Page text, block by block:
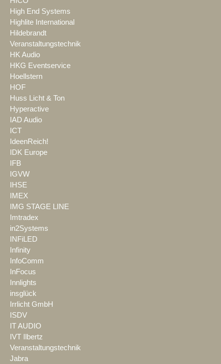
High End Systems
Highlite International
Hildebrandt
Veranstaltungstechnik
HK Audio
HKG Eventservice
Hoellstern
HOF
Huss Licht & Ton
Hyperactive
IAD Audio
ICT
IdeenReich!
IDK Europe
IFB
IGVW
IHSE
IMEX
IMG STAGE LINE
Imtradex
in2Systems
INFiLED
Infinity
InfoComm
InFocus
Innlights
insglück
Irrlicht GmbH
ISDV
IT AUDIO
IVT Ilbertz
Veranstaltungstechnik
Jabra